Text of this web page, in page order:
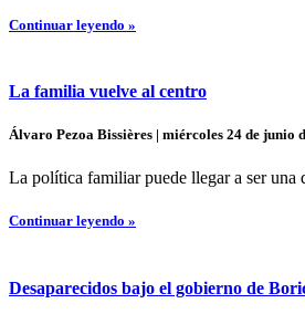
Continuar leyendo »
La familia vuelve al centro
Álvaro Pezoa Bissières | miércoles 24 de junio
La política familiar puede llegar a ser una
Continuar leyendo »
Desaparecidos bajo el gobierno de